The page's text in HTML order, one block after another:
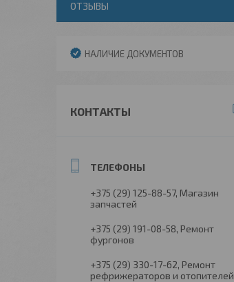
ОТЗЫВЫ
НАЛИЧИЕ ДОКУМЕНТОВ
КОНТАКТЫ
+375 (29) 125-88-57 Магазин
запчастей
+375 (29) 191-08-58 Ремонт
фургонов
+375 (29) 330-17-62 Ремонт
рефрижераторов и отопителей